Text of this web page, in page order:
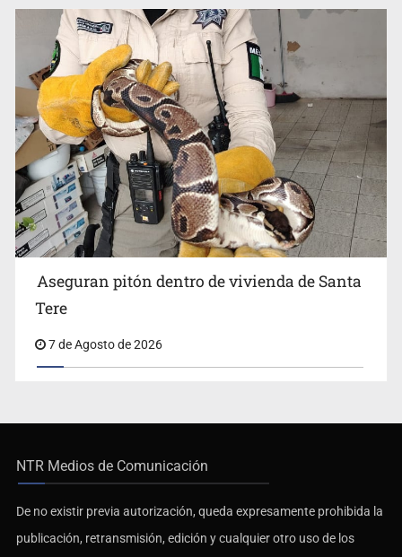
Aseguran pitón dentro de vivienda de Santa
Tere
7 de Agosto de 2026
NTR Medios de Comunicación
De no existir previa autorización, queda expresamente prohibida la
publicación, retransmisión, edición y cualquier otro uso de los